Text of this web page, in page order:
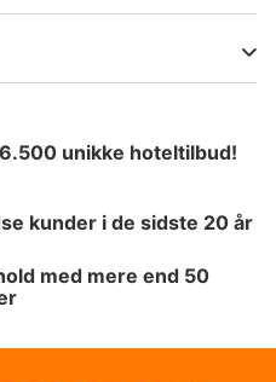
unikke hoteltilbud!
kunder i de sidste 20 år
med mere end 50